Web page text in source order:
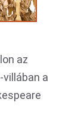
az
a